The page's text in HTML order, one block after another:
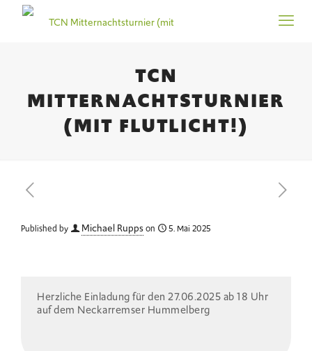
TCN
MITTERNACHTSTURNIER
(MIT FLUTLICHT!)
Published by Michael Ruppson 5. Mai 2025
Herzliche Einladung für den 27.06.2025 ab 18 Uhr
auf dem Neckarremser Hummelberg